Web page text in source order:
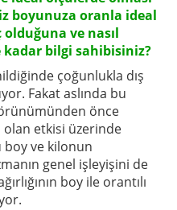
boyunuza oranla ideal
olduğuna ve nasıl
kadar bilgi sahibisiniz?
çoğunlukla dış
Fakat aslında bu
önce
etkisi üzerinde
boy ve kilonun
genel işleyişini de
boy ile orantılı